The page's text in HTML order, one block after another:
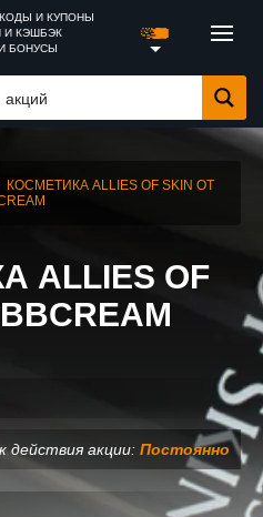
И КУПОНЫ
И КЭШБЭК
БОНУСЫ
КОСМЕТИКА ALLIES OF SKIN ОТ
ALLIES OF
действия акции: Постоянно